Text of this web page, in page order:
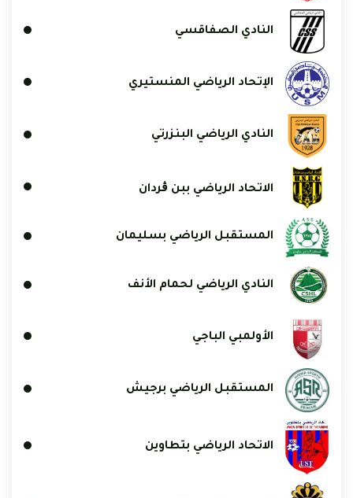
النادي الصفاقسي
الإتحاد الرياضي المنستيري
النادي الرياضي البنزرتي
الاتحاد الرياضي ببن ڨردان
المستقبل الرياضي بسليمان
النادي الرياضي لحمام الأنف
الأولمبي الباجي
المستقبل الرياضي برجيش
الاتحاد الرياضي بتطاوين